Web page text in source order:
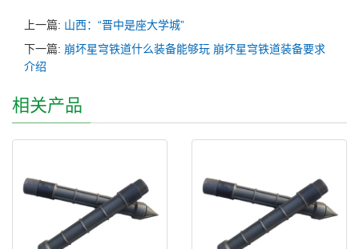
上一篇: 山西：“晋中是座大学城”
下一篇: 崩坏星穹铁道什么装备能够玩 崩坏星穹铁道装备要求
介绍
相关产品